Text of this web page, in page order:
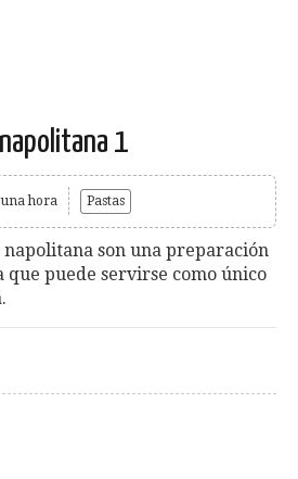
1
hora Pastas
napolitana son una preparación
que puede servirse como único